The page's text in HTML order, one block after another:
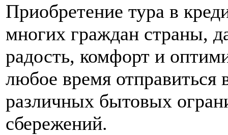
Приобретение тура в
многих граждан страны,
радость, комфорт и
любое время отправиться
различных бытовых
сбережений.